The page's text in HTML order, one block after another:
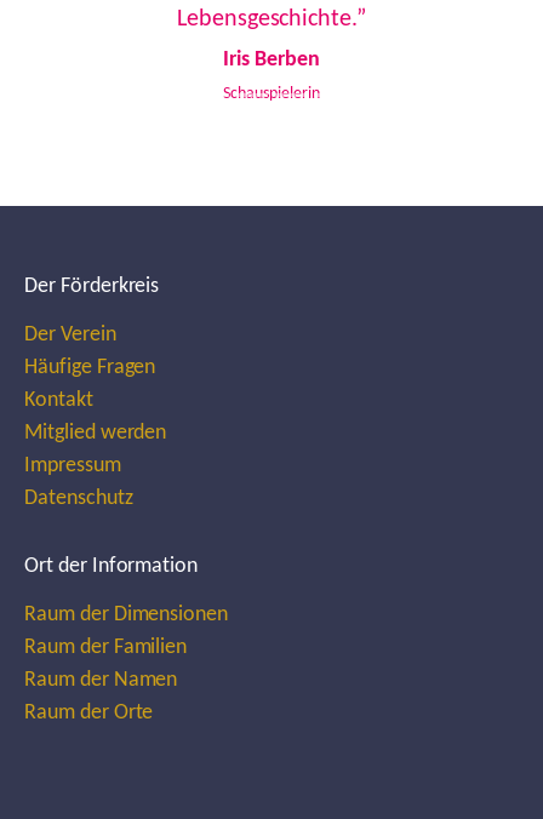
Lebensgeschichte.”
Iris Berben
Schauspielerin
Der Förderkreis
Der Verein
Häufige Fragen
Kontakt
Mitglied werden
Impressum
Datenschutz
Ort der Information
Raum der Dimensionen
Raum der Familien
Raum der Namen
Raum der Orte